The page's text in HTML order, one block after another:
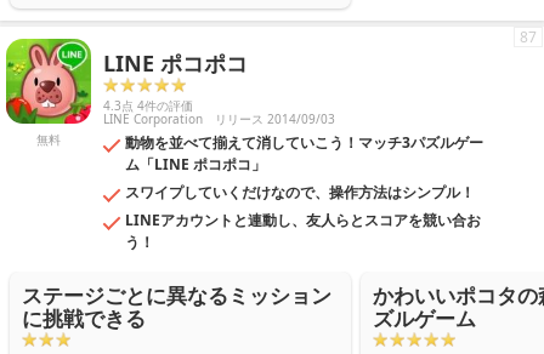
無料
LINE ポコポコ
4.3点 4件の評価
LINE Corporation リリース 2014/09/03
動物を並べて揃えて消していこう！マッチ3パズルゲー
ム「LINE ポコポコ」
スワイプしていくだけなので、操作方法はシンプル！
LINEアカウントと連動し、友人らとスコアを競い合お
う！
87
ステージごとに異なるミッション
に挑戦できる
かわいいポコタ
ズルゲーム